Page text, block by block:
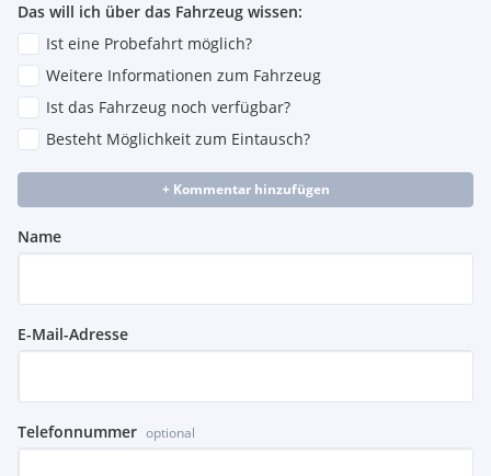
Das will ich über das Fahrzeug wissen:
Ist eine Probefahrt möglich?
Weitere Informationen zum Fahrzeug
Ist das Fahrzeug noch verfügbar?
Besteht Möglichkeit zum Eintausch?
+ Kommentar hinzufügen
Name
E-Mail-Adresse
Telefonnummer optional